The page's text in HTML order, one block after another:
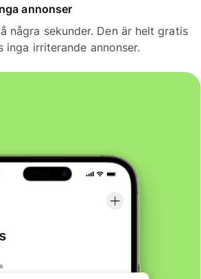
annonser
några sekunder. Den är helt gratis
inga irriterande annonser.